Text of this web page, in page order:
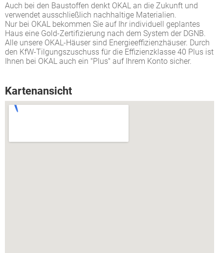
Auch bei den Baustoffen denkt OKAL an die Zukunft und
verwendet ausschließlich nachhaltige Materialien.
Nur bei OKAL bekommen Sie auf Ihr individuell geplantes
Haus eine Gold-Zertifizierung nach dem System der DGNB.
Alle unsere OKAL-Häuser sind Energieeffizienzhäuser. Durch
den KfW-Tilgungszuschuss für die Effizienzklasse 40 Plus ist
Ihnen bei OKAL auch ein "Plus" auf Ihrem Konto sicher.
Kartenansicht